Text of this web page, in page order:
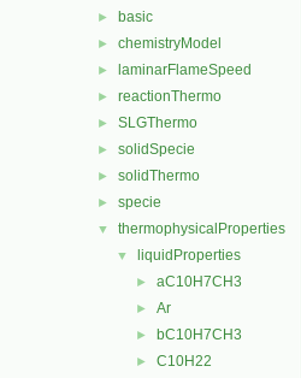
► basic
► chemistryModel
► laminarFlameSpeed
► reactionThermo
► SLGThermo
► solidSpecie
► solidThermo
► specie
▼ thermophysicalProperties
▼ liquidProperties
► aC10H7CH3
► Ar
► bC10H7CH3
► C10H22